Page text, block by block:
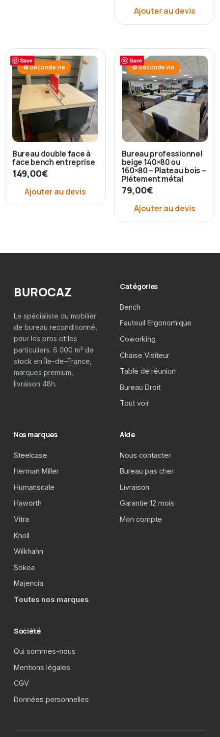
Ajouter au devis
Save
♻ Seconde vie
Bureau double face à
face bench entreprise
149,00€
Ajouter au devis
Save
♻ Seconde vie
Bureau professionnel
beige 140×80 ou
160×80 – Plateau bois –
Piétement métal
79,00€
Ajouter au devis
BUROCAZ
Le spécialiste du mobilier
de bureau reconditionné,
pour les pros et les
particuliers. 6 000 m² de
stock en Île-de-France,
marques premium,
livraison 48h.
Catégories
Bench
Fauteuil Ergonomique
Coworking
Chaise Visiteur
Table de réunion
Bureau Droit
Tout voir
Nos marques
Steelcase
Herman Miller
Humanscale
Haworth
Vitra
Knoll
Wilkhahn
Sokoa
Majencia
Toutes nos marques
Aide
Nous contacter
Bureau pas cher
Livraison
Garantie 12 mois
Mon compte
Société
Qui sommes-nous
Mentions légales
CGV
Données personnelles